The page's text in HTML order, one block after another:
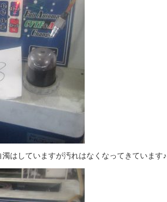
はしていますが汚れはなくなってきています♪